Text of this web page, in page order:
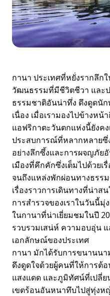
กานา ประเทศที่หยั่งรากลึก
วัฒนธรรมที่มีชีวิตชีวา และ
ธรรมชาติอันน่าทึ่ง ดึงดูดนัก
เนื่อง เมื่อเรามองไปข้างห
แอฟริกาตะวันตกแห่งนี้ยังค
ประสบการณ์ที่หลากหลายซึ่
อย่างลึกซึ้งและการผจญภัย
เมืองที่คึกคักซึ่งเต็มไปด้วยเ
จนถึงแหล่งพักผ่อนทางธรร
เรื่องราวการเดินทางที่น่า
การสำรวจของเราในวันนี้
ในกานาที่น่าเยี่ยมชมในปี
รวบรวมเสน่ห์ ความอบอุ่น
เอกลักษณ์ของประเทศ
กานา มักได้รับการขนานนา
ดึงดูดใจด้วยผู้คนที่ให้การต้
แสงแดด และภูมิทัศน์ที่เปลี่ย
เขตร้อนอันหนาทึบไปสู่ทุ่งห